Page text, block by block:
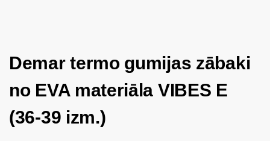
Demar termo gumijas zābaki
no EVA materiāla VIBES E
(36-39 izm.)